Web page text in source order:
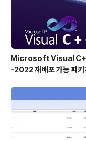
공합니다.Homepage설치
Microsoft Visual
-2022 재배포 가능 패